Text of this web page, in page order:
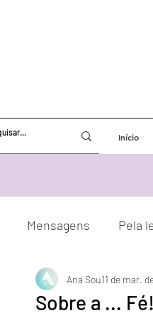
Início
Mensagens Pela
Atualizações Energéticas
Sobre a ... Fé!
Ana Sou11 de mar.